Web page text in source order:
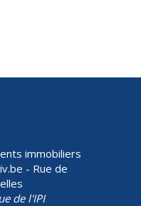
immobiliers
- Rue de
de l'IPI